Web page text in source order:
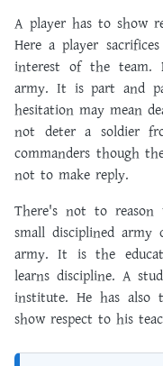
A player has to show
Here a player
interest of the team.
army. It is part and
hesitation may mean
not deter a soldier
commanders though
not to make reply.
There's not to
small disciplined army
army. It is the
learns discipline. A
institute. He has also
show respect to his